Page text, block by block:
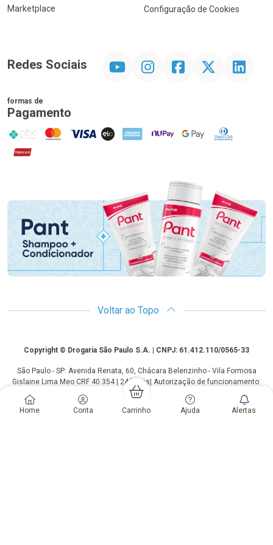
Home Conta Carrinho Ajuda Alertas
Marketplace
Configuração de Cookies
Redes Sociais InstagramFacebookTwitter Linkedin
formas de
Pagamento
PIX MasterCard
VISA ELO AMEX NuPay Google PayDiners Club
Hipercard
Voltar ao Topo
CopyrightCopyright © Drogaria São Paulo S.A. | CNPJ: 61.412.110/0565-33
São Paulo - SP: Avenida Renata, 60, Chácara Belenzinho - Vila Formosa
Gislaine Lima Meo CRF 40.354 | 24 horas| Autorização de funcionamento:
Processo: 2531.559767/2014-90 Autorização/MS: 7.31847.3 | As
informações contidas neste site, como promoções e ofertas de remédios e
medicamentos, não devem ser usadas para automedicação e não